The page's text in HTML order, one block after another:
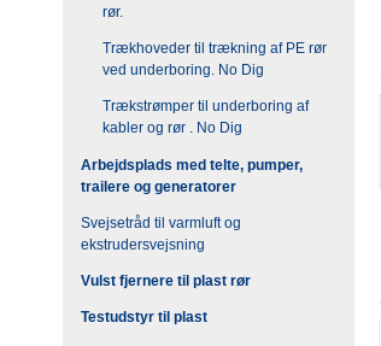
rør.
Trækhoveder til trækning af PE rør
ved underboring. No Dig
Trækstrømper til underboring af
kabler og rør . No Dig
Arbejdsplads med telte, pumper,
trailere og generatorer
Svejsetråd til varmluft og
ekstrudersvejsning
Vulst fjernere til plast rør
Testudstyr til plast